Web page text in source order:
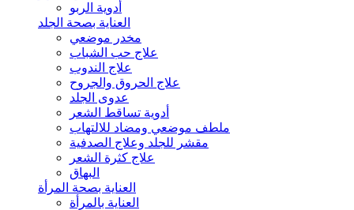
أدوية الربو
العناية بصحة الجلد
مخدر موضعي
علاج حب الشباب
علاج الندوب
علاج الحروق والجروح
عدوى الجلد
أدوية تساقط الشعر
ملطف موضعي ومضاد للالتهاب
مقشر للجلد وعلاج الصدفية
علاج كثرة الشعر
البهاق
العناية بصحة المرأة
العناية بالمرأة